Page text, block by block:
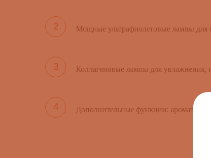
Мощные ультрафиолетовые лампы для
Коллагеновые лампы для
Дополнительные функции: